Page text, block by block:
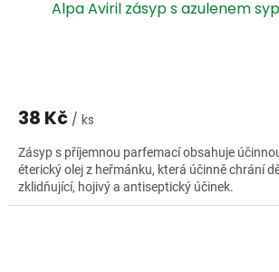
Alpa Aviril zásyp s azulenem
38 Kč / ks
Zásyp s příjemnou parfemací obsahuje
éterický olej z heřmánku, která účinně chrání
zklidňující, hojivý a antiseptický účinek.